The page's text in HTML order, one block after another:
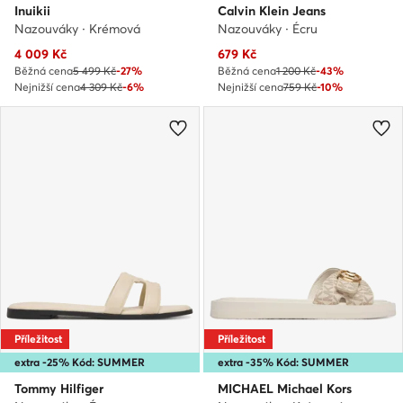
Inuikii
Nazouváky · Krémová
Aktuální cena
4 009 Kč
Běžná cena5 499 Kč-27%
Nejnižší cena4 309 Kč-6%
Calvin Klein Jeans
Nazouváky · Écru
Aktuální cena
679 Kč
Běžná cena1 200 Kč-43%
Nejnižší cena759 Kč-10%
extra -25% Kód: SUMMER
Příležitost
Tommy Hilfiger
extra -35% Kód: SUMMER
Příležitost
MICHAEL Michael Kors